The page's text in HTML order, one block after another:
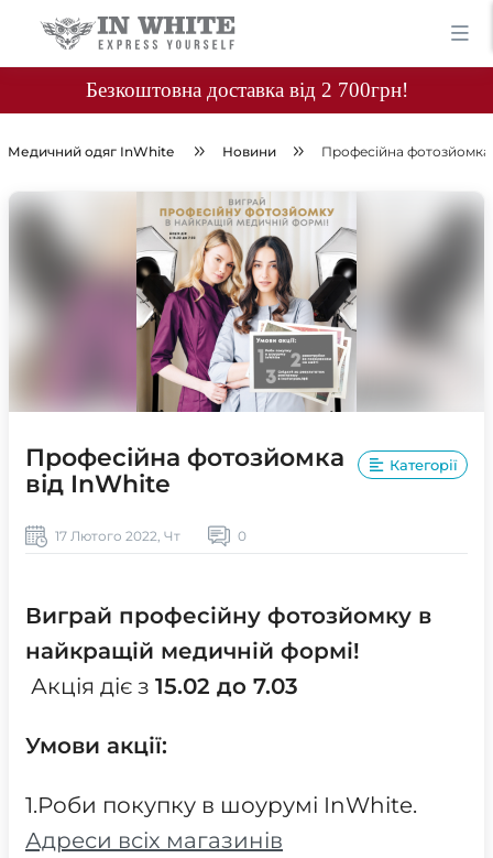
Безкоштовна доставка від 2 700грн!
Медичний одяг InWhite Новини Професійна фотозйомка
Професійна фотозйомка
від InWhite
Категорії
17 Лютого 2022, Чт 0
Виграй професійну фотозйомку в
найкращій медичній формі!
Акція діє з 15.02 до 7.03
Умови акції:
1.Роби покупку в шоурумі InWhite.
Адреси всіх магазинів